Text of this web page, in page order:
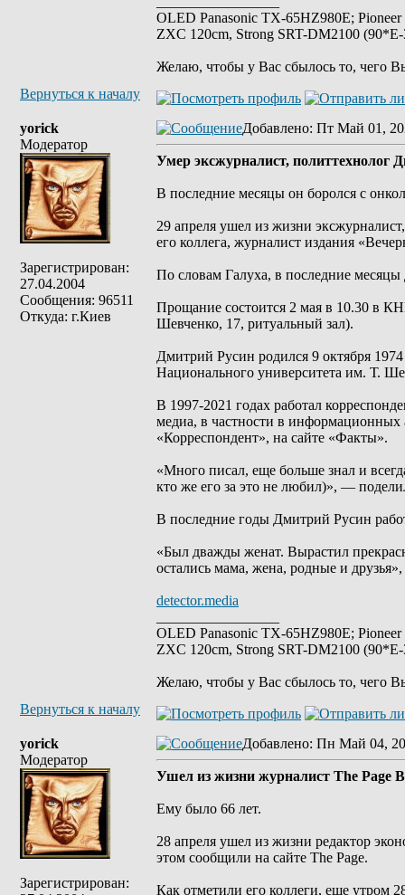
OLED Panasonic TX-65HZ980E;
ZXC 120cm, Strong SRT-DM2100
Желаю, чтобы у Вас сбылось то, чего
Вернуться к началу
yorick
Модератор
Зарегистрирован:
27.04.2004
Сообщения: 96511
Откуда: г.Киев
Добавлено: Пт Май 01,
Умер эксжурналист, политтехнолог
В последние месяцы он боролся с
29 апреля ушел из жизни
его коллега, журналист издания
По словам Галуха, в последние
Прощание состоится 2 мая в 10.30 в
Шевченко, 17, ритуальный зал).
Дмитрий Русин родился 9 октября
Национального университета им. Т.
В 1997-2021 годах работал
медиа, в частности в
«Корреспондент», на сайте «Факты».
«Много писал, еще больше знал и
кто же его за это не любил)», —
В последние годы Дмитрий Русин
«Был дважды женат. Вырастил
остались мама, жена, родные и
detector.media
OLED Panasonic TX-65HZ980E;
ZXC 120cm, Strong SRT-DM2100
Желаю, чтобы у Вас сбылось то, чего
Вернуться к началу
yorick
Модератор
Зарегистрирован:
Добавлено: Пн Май 04,
Ушел из жизни журналист The Page
Ему было 66 лет.
28 апреля ушел из жизни редактор
этом сообщили на сайте The Page.
Как отметили его коллеги, еще утром